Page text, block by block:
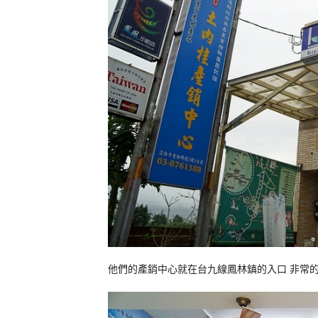
他們的產銷中心就在台九線鳳林鎮的入口 非常